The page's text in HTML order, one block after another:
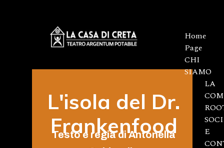
Home
Page
CHI
SIAMO
LA
E
L'isola del Dr.
Frankenfood
Testo e regia di Antonella